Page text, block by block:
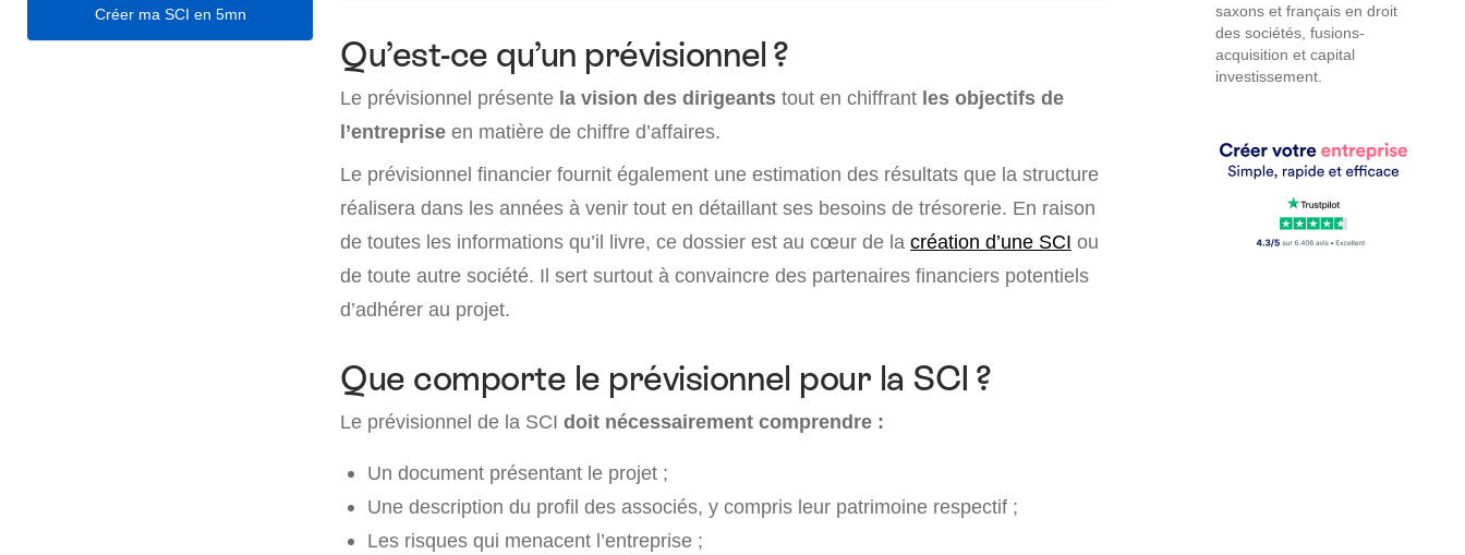
Créer ma SCI en 5mn
Qu’est-ce qu’un prévisionnel ?
Le prévisionnel présente la vision des dirigeants tout en chiffrant les objectifs de
l’entreprise en matière de chiffre d’affaires.
Le prévisionnel financier fournit également une estimation des résultats que la structure
réalisera dans les années à venir tout en détaillant ses besoins de trésorerie. En raison
de toutes les informations qu’il livre, ce dossier est au cœur de la création d’une SCI ou
de toute autre société. Il sert surtout à convaincre des partenaires financiers potentiels
d’adhérer au projet.
Que comporte le prévisionnel pour la SCI ?
Le prévisionnel de la SCI doit nécessairement comprendre :
Un document présentant le projet ;
Une description du profil des associés, y compris leur patrimoine respectif ;
Les risques qui menacent l’entreprise ;
saxons et français en droit
des sociétés, fusions-
acquisition et capital
investissement.